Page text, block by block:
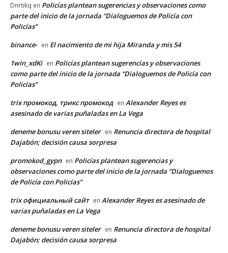
Dnrtikq en Policías plantean sugerencias y observaciones como
parte del inicio de la jornada “Dialoguemos de Policía con
Policías”
binance- en El nacimiento de mi hija Miranda y mis 54
1win_xdKi en Policías plantean sugerencias y observaciones
como parte del inicio de la jornada “Dialoguemos de Policía con
Policías”
trix промокод, трикс промокод en Alexander Reyes es
asesinado de varias puñaladas en La Vega
deneme bonusu veren siteler en Renuncia directora de hospital
Dajabón; decisión causa sorpresa
promokod_gypn en Policías plantean sugerencias y
observaciones como parte del inicio de la jornada “Dialoguemos
de Policía con Policías”
trix официальный сайт en Alexander Reyes es asesinado de
varias puñaladas en La Vega
deneme bonusu veren siteler en Renuncia directora de hospital
Dajabón; decisión causa sorpresa